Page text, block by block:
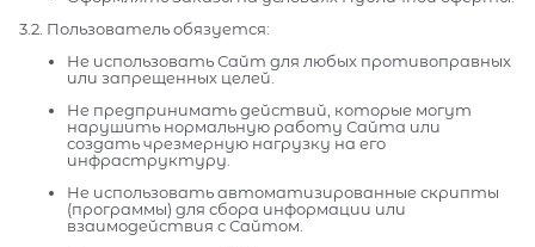
3.2. Пользователь обязуется:
Не использовать Сайт для любых противоправных
или запрещенных целей.
Не предпринимать действий, которые могут
нарушить нормальную работу Сайта или
создать чрезмерную нагрузку на его
инфраструктуру.
Не использовать автоматизированные скрипты
(программы) для сбора информации или
взаимодействия с Сайтом.